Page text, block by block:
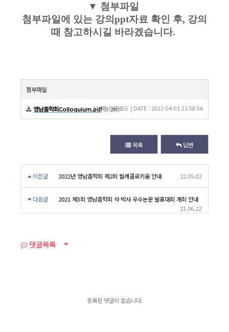
▼ 첨부파일
첨부파일에 있는 강의ppt자료 확인 후, 강의
때 참고하시길 바라겠습니다.
첨부파일
영남춤학회Colloquium.pdf(3.2M)
134회 다운로드 | DATE : 2022-04-01 21:58:56
목록 답변
이전글 2022년 영남춤학회 제2회 월례콜로키움 안내 22.05.02
다음글
2021 제3회 영남춤학회 석·박사 우수논문 발표대회 개최 안내
21.06.22
댓글목록
등록된 댓글이 없습니다.